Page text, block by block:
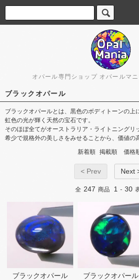
オパール専門ショップ オパールマ
ブラックオパール
ブラックオパールとは、​黒色の​ボディトーンの​上
虹色の​光が​輝く​天然の​宝石です。
その​ほぼ全てが​オーストラリア・​ライトニングリ
希少で​規格外の​美しさを​みせる​ことから、​価値の​
新着順 掲載順 価格
< Prev Next
全 247 商品 1 - 30
ブラックオパール
ブラックオパール